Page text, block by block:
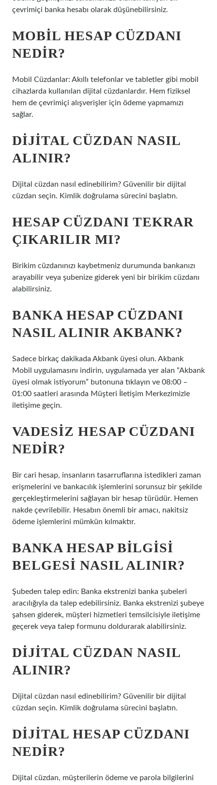
çevrimiçi banka hesabı olarak düşünebilirsiniz.
MOBIL HESAP CÜZDANI
NEDIR?
Mobil Cüzdanlar: Akıllı telefonlar ve tabletler gibi mobil
cihazlarda kullanılan dijital cüzdanlardır. Hem fiziksel
hem de çevrimiçi alışverişler için ödeme yapmamızı
sağlar.
DIJITAL CÜZDAN NASIL
ALINIR?
Dijital cüzdan nasıl edinebilirim? Güvenilir bir dijital
cüzdan seçin. Kimlik doğrulama sürecini başlatın.
HESAP CÜZDANI TEKRAR
ÇIKARILIR MI?
Birikim cüzdanınızı kaybetmeniz durumunda bankanızı
arayabilir veya şubenize giderek yeni bir birikim cüzdanı
alabilirsiniz.
BANKA HESAP CÜZDANI
NASIL ALINIR AKBANK?
Sadece birkaç dakikada Akbank üyesi olun. Akbank
Mobil uygulamasını indirin, uygulamada yer alan “Akbank
üyesi olmak istiyorum” butonuna tıklayın ve 08:00 –
01:00 saatleri arasında Müşteri İletişim Merkezimizle
iletişime geçin.
VADESIZ HESAP CÜZDANI
NEDIR?
Bir cari hesap, insanların tasarruflarına istedikleri zaman
erişmelerini ve bankacılık işlemlerini sorunsuz bir şekilde
gerçekleştirmelerini sağlayan bir hesap türüdür. Hemen
nakde çevrilebilir. Hesabın önemli bir amacı, nakitsiz
ödeme işlemlerini mümkün kılmaktır.
BANKA HESAP BILGISI
BELGESI NASIL ALINIR?
Şubeden talep edin: Banka ekstrenizi banka şubeleri
aracılığıyla da talep edebilirsiniz. Banka ekstrenizi şubeye
şahsen giderek, müşteri hizmetleri temsilcisiyle iletişime
geçerek veya talep formunu doldurarak alabilirsiniz.
DIJITAL CÜZDAN NASIL
ALINIR?
Dijital cüzdan nasıl edinebilirim? Güvenilir bir dijital
cüzdan seçin. Kimlik doğrulama sürecini başlatın.
DIJITAL HESAP CÜZDANI
NEDIR?
Dijital cüzdan, müşterilerin ödeme ve parola bilgilerini